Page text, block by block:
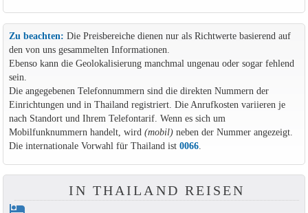
Zu beachten: Die Preisbereiche dienen nur als Richtwerte basierend auf
den von uns gesammelten Informationen.
Ebenso kann die Geolokalisierung manchmal ungenau oder sogar fehlend
sein.
Die angegebenen Telefonnummern sind die direkten Nummern der
Einrichtungen und in Thailand registriert. Die Anrufkosten variieren je
nach Standort und Ihrem Telefontarif. Wenn es sich um
Mobilfunknummern handelt, wird (mobil)neben der Nummer angezeigt.
Die internationale Vorwahl für Thailand ist 0066.
IN THAILAND REISEN
hotel